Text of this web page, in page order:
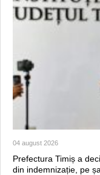
04 august 2026
Prefectura Timiș a
din indemnizație, pe